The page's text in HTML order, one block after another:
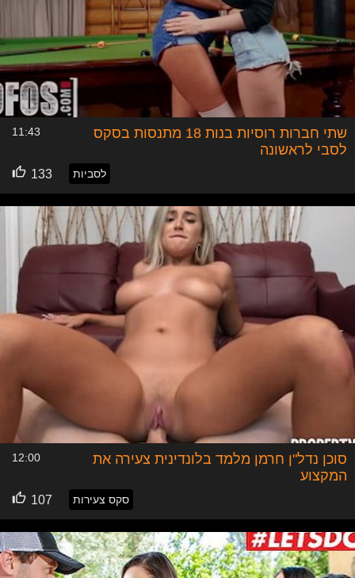
שתי חברות רוסיות בנות 18 מתנסות בסקס
לסבי לראשונה
11:43
לסביות 133
סוכן נדל"ן חרמן מלמד בלונדינית צעירה את
המקצוע
12:00
סקס צעירות 107